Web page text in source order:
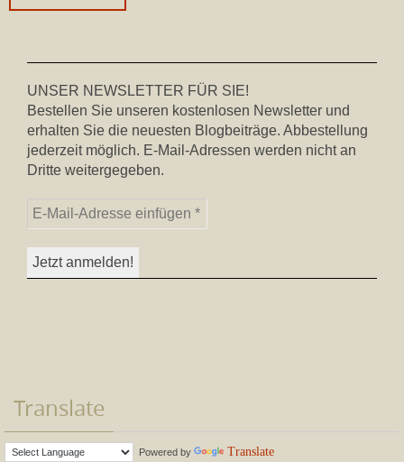
UNSER NEWSLETTER FÜR SIE!
Bestellen Sie unseren kostenlosen Newsletter und
erhalten Sie die neuesten Blogbeiträge. Abbestellung
jederzeit möglich. E-Mail-Adressen werden nicht an
Dritte weitergegeben.
Translate
Powered by Translate